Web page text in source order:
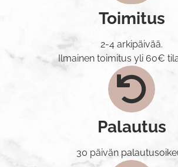
Toimitus
2-4 arkipäivää.
Ilmainen toimitus yli 60€
Palautus
30 päivän